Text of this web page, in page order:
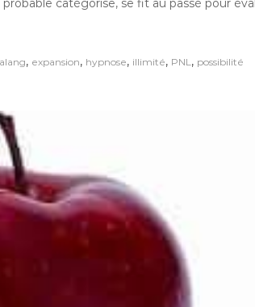
catégorise, se fit au passé pour
, expansion, hypnose, illimité, PNL, possibilité